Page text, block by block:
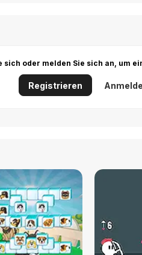
sich oder melden Sie sich an, um
Registrieren